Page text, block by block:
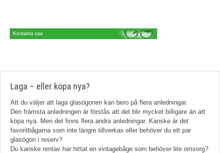
Laga – eller köpa nya?
Att du väljer att laga glasögonen kan bero på flera anledningar.
Den främsta anledningen är förstås att det blir mycket billigare än att
köpa nya. Men det finns flera andra anledningar. Kanske är det
favoritbågarna som inte längre tillverkas eller behöver du ett par
glasögon i reserv?
Du kanske rentav har hittat en vintagebåge som behöver lite omsorg?